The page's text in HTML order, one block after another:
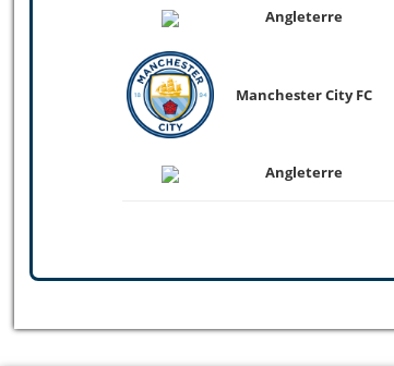
Angleterre
Manchester City FC
Angleterre